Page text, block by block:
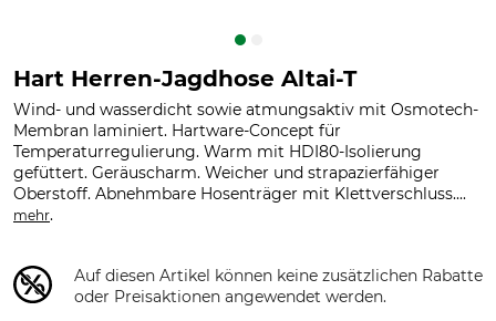
Hart Herren-Jagdhose Altai-T
Wind- und wasserdicht sowie atmungsaktiv mit Osmotech-
Membran laminiert. Hartware-Concept für
Temperaturregulierung. Warm mit HDI80-Isolierung
gefüttert. Geräuscharm. Weicher und strapazierfähiger
Oberstoff. Abnehmbare Hosenträger mit Klettverschluss....
mehr.
Auf diesen Artikel können keine zusätzlichen Rabatte
oder Preisaktionen angewendet werden.